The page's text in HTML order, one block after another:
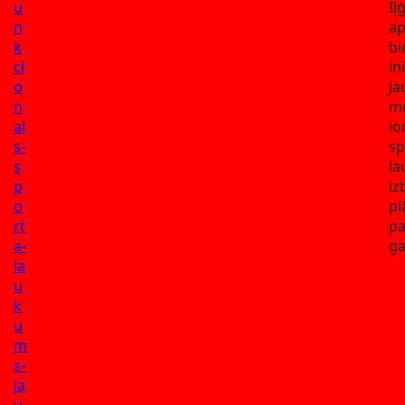
u
n
k
ci
o
n
al
s-
s
p
o
rt
a-
la
u
k
u
m
s-
ja